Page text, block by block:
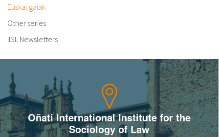
Euskal gaiak
Other series
IISL Newsletters
Oñati International Institute for the
Sociology of Law